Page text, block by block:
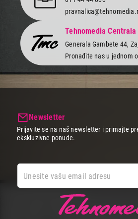
Tehnomedia Centrala
Generala Gambete 44,
Pronađite nas u jednom
Newsletter
Prijavite se na naš newsletter i primajte
ekskluzivne ponude.